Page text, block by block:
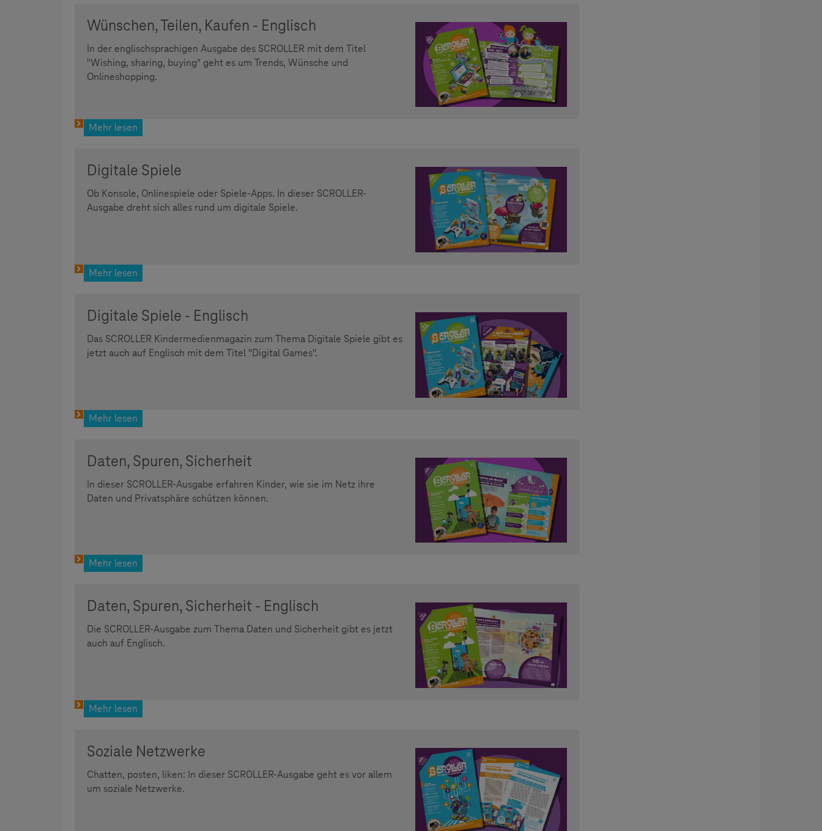
Wünschen, Teilen, Kaufen - Englisch
In der englischsprachigen Ausgabe des SCROLLER mit dem Titel
"Wishing, sharing, buying" geht es um Trends, Wünsche und
Onlineshopping.
Mehr lesen
Digitale Spiele
Ob Konsole, Onlinespiele oder Spiele-Apps. In dieser SCROLLER-
Ausgabe dreht sich alles rund um digitale Spiele.
Mehr lesen
Digitale Spiele - Englisch
Das SCROLLER Kindermedienmagazin zum Thema Digitale Spiele gibt es
jetzt auch auf Englisch mit dem Titel "Digital Games".
Mehr lesen
Daten, Spuren, Sicherheit
In dieser SCROLLER-Ausgabe erfahren Kinder, wie sie im Netz ihre
Daten und Privatsphäre schützen können.
Mehr lesen
Daten, Spuren, Sicherheit - Englisch
Die SCROLLER-Ausgabe zum Thema Daten und Sicherheit gibt es jetzt
auch auf Englisch.
Mehr lesen
Soziale Netzwerke
Chatten, posten, liken: In dieser SCROLLER-Ausgabe geht es vor allem
um soziale Netzwerke.